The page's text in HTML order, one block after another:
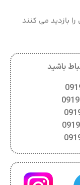
بازدید می کنند
باشید